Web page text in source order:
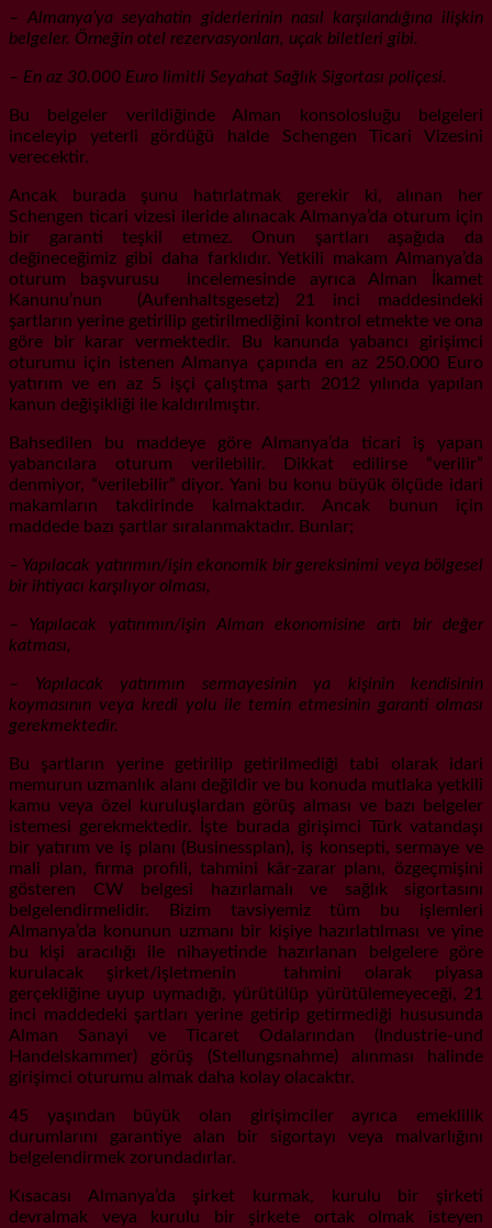
– Almanya’ya seyahatin giderlerinin nasıl karşılandığına ilişkin
belgeler. Örneğin otel rezervasyonları, uçak biletleri gibi.
– En az 30.000 Euro limitli Seyahat Sağlık Sigortası poliçesi.
Bu belgeler verildiğinde Alman konsolosluğu belgeleri
inceleyip yeterli gördüğü halde Schengen Ticari Vizesini
verecektir.
Ancak burada şunu hatırlatmak gerekir ki, alınan her
Schengen ticari vizesi ileride alınacak Almanya’da oturum için
bir garanti teşkil etmez. Onun şartları aşağıda da
değineceğimiz gibi daha farklıdır. Yetkili makam Almanya’da
oturum başvurusu incelemesinde ayrıca Alman İkamet
Kanunu’nun (Aufenhaltsgesetz) 21 inci maddesindeki
şartların yerine getirilip getirilmediğini kontrol etmekte ve ona
göre bir karar vermektedir. Bu kanunda yabancı girişimci
oturumu için istenen Almanya çapında en az 250.000 Euro
yatırım ve en az 5 işçi çalıştma şartı 2012 yılında yapılan
kanun değişikliği ile kaldırılmıştır.
Bahsedilen bu maddeye göre Almanya’da ticari iş yapan
yabancılara oturum verilebilir. Dikkat edilirse “verilir”
denmiyor, “verilebilir” diyor. Yani bu konu büyük ölçüde idari
makamların takdirinde kalmaktadır. Ancak bunun için
maddede bazı şartlar sıralanmaktadır. Bunlar;
– Yapılacak yatırımın/işin ekonomik bir gereksinimi veya bölgesel
bir ihtiyacı karşılıyor olması,
– Yapılacak yatırımın/işin Alman ekonomisine artı bir değer
katması,
– Yapılacak yatırımın sermayesinin ya kişinin kendisinin
koymasının veya kredi yolu ile temin etmesinin garanti olması
gerekmektedir.
Bu şartların yerine getirilip getirilmediği tabi olarak idari
memurun uzmanlık alanı değildir ve bu konuda mutlaka yetkili
kamu veya özel kuruluşlardan görüş alması ve bazı belgeler
istemesi gerekmektedir. İşte burada girişimci Türk vatandaşı
bir yatırım ve iş planı (Businessplan), iş konsepti, sermaye ve
mali plan, firma profili, tahmini kâr-zarar planı, özgeçmişini
gösteren CW belgesi hazırlamalı ve sağlık sigortasını
belgelendirmelidir. Bizim tavsiyemiz tüm bu işlemleri
Almanya’da konunun uzmanı bir kişiye hazırlatılması ve yine
bu kişi aracılığı ile nihayetinde hazırlanan belgelere göre
kurulacak şirket/işletmenin tahmini olarak piyasa
gerçekliğine uyup uymadığı, yürütülüp yürütülemeyeceği, 21
inci maddedeki şartları yerine getirip getirmediği hususunda
Alman Sanayi ve Ticaret Odalarından (Industrie-und
Handelskammer) görüş (Stellungsnahme) alınması halinde
girişimci oturumu almak daha kolay olacaktır.
45 yaşından büyük olan girişimciler ayrıca emeklilik
durumlarını garantiye alan bir sigortayı veya malvarlığını
belgelendirmek zorundadırlar.
Kısacası Almanya’da şirket kurmak, kurulu bir şirketi
devralmak veya kurulu bir şirkete ortak olmak isteyen